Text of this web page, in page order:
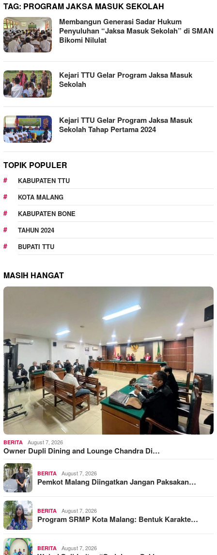
TAG: PROGRAM JAKSA MASUK SEKOLAH
Membangun Generasi Sadar Hukum
Penyuluhan “Jaksa Masuk Sekolah” di SMAN
Bikomi Nilulat
Kejari TTU Gelar Program Jaksa Masuk
Sekolah
Kejari TTU Gelar Program Jaksa Masuk
Sekolah Tahap Pertama 2024
TOPIK POPULER
KABUPATEN TTU
KOTA MALANG
KABUPATEN BONE
TAHUN 2024
BUPATI TTU
MASIH HANGAT
BERITA August 7, 2026
Owner Dupli Dining and Lounge Chandra Di…
BERITA August 7, 2026
Pemkot Malang Diingatkan Jangan Paksakan…
BERITA August 7, 2026
Program SRMP Kota Malang: Bentuk Karakte…
BERITA August 7, 2026